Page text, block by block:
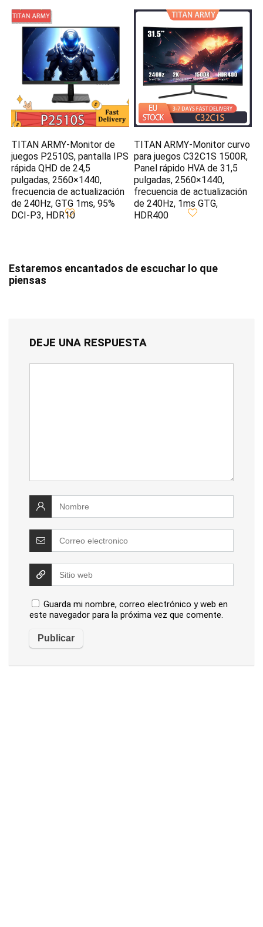
TITAN ARMY-Monitor de
juegos P2510S, pantalla IPS
rápida QHD de 24,5
pulgadas, 2560×1440,
frecuencia de actualización
de 240Hz, GTG 1ms, 95%
DCI-P3, HDR10
TITAN ARMY-Monitor curvo
para juegos C32C1S 1500R,
Panel rápido HVA de 31,5
pulgadas, 2560×1440,
frecuencia de actualización
de 240Hz, 1ms GTG,
HDR400
Estaremos encantados de escuchar lo que
piensas
DEJE UNA RESPUESTA
Guarda mi nombre, correo electrónico y web en
este navegador para la próxima vez que comente.